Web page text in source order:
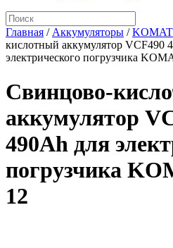
Главная / Аккумуляторы /
кислотный аккумулятор VCF490
электрического погрузчика
Свинцово-
аккумулятор
490Ah для
погрузчика
12